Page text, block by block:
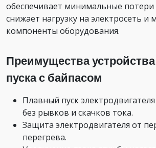
обеспечивает минимальные потери
снижает нагрузку на электросеть и
компоненты оборудования.
Преимущества
пуска с байпасом
Плавный пуск
без рывков и скачков тока.
Защита электродвигателя от
перегрева.